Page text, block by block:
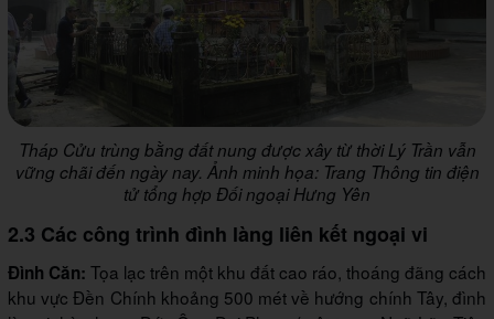
Tháp Cửu trùng bằng đất nung được xây từ thời Lý Trần vẫn
vững chãi đến ngày nay. Ảnh minh họa: Trang Thông tin điện
tử tổng hợp Đối ngoại Hưng Yên
2.3 Các công trình đình làng liên kết ngoại vi
Đình Căn: Tọa lạc trên một khu đất cao ráo, thoáng đãng cách
khu vực Đền Chính khoảng 500 mét về hướng chính Tây, đình